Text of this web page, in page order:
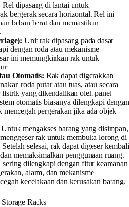
Rel dipasang di lantai untuk
bergerak secara horizontal. Rel ini
beban berat dan memastikan
Unit rak dipasang pada dasar
dengan roda atau mekanisme
ini memungkinkan rak untuk
Otomatis: Rak dapat digerakkan
roda putar atau tuas, atau secara
listrik yang dikendalikan oleh panel
otomatis biasanya dilengkapi dengan
mencegah pergerakan jika ada objek
Untuk mengakses barang yang disimpan,
rak untuk membuka lorong di
selesai, rak dapat digeser kembali
memaksimalkan penggunaan ruang.
sering dilengkapi dengan fitur keamanan
alarm, dan mekanisme
kecelakaan dan kerusakan barang.
Racks